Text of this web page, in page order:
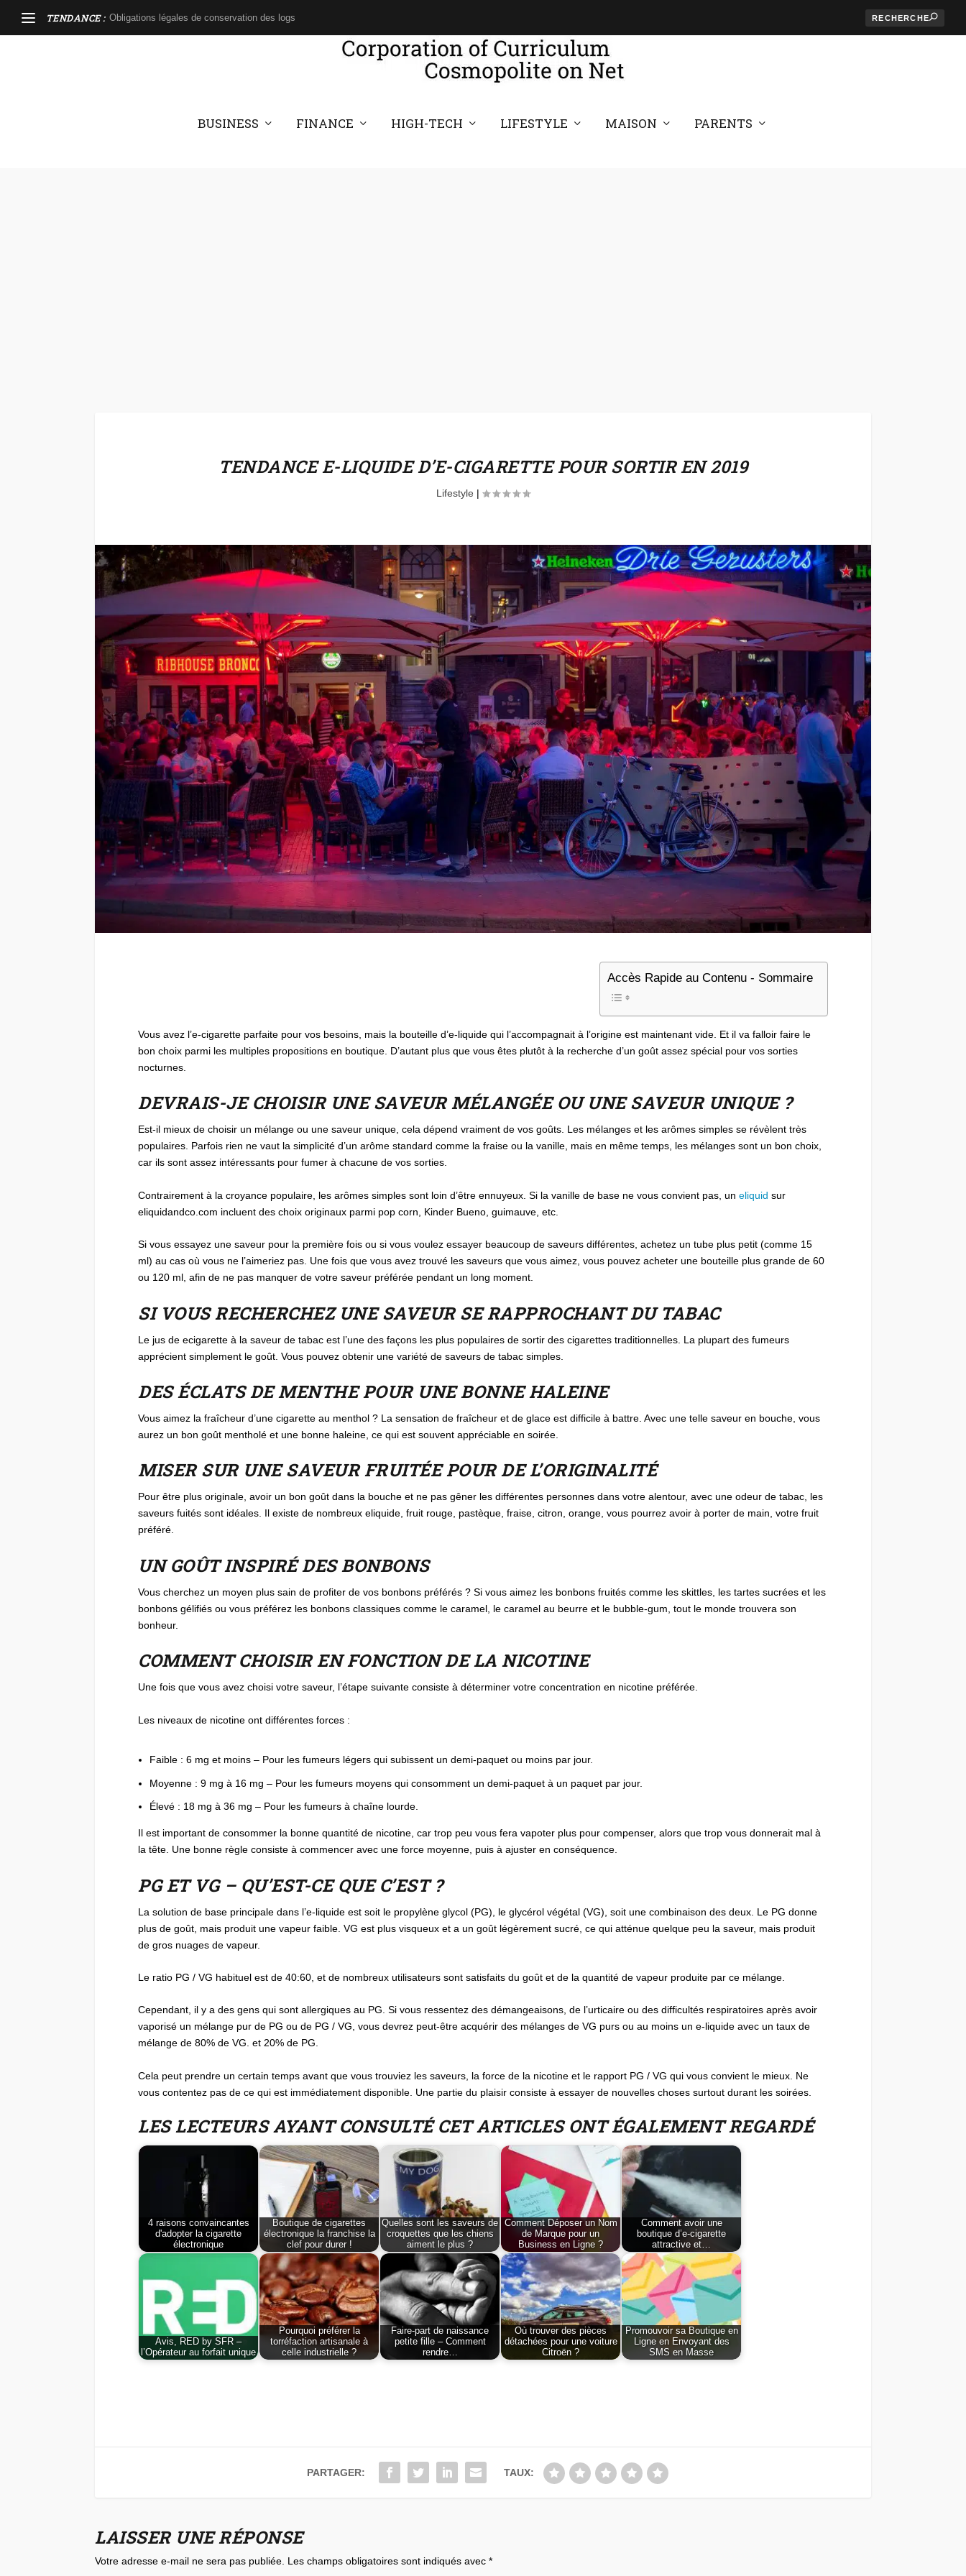
TENDANCE : Obligations légales de conservation des logs
BUSINESS FINANCE HIGH-TECH LIFESTYLE MAISON PARENTS
TENDANCE E-LIQUIDE D’E-CIGARETTE POUR SORTIR EN 2019
Lifestyle |
Accès Rapide au Contenu - Sommaire
Vous avez l’e-cigarette parfaite pour vos besoins, mais la bouteille d’e-liquide qui l’accompagnait à l’origine est maintenant vide. Et il va falloir faire le
bon choix parmi les multiples propositions en boutique. D’autant plus que vous êtes plutôt à la recherche d’un goût assez spécial pour vos sorties
nocturnes.
DEVRAIS-JE CHOISIR UNE SAVEUR MÉLANGÉE OU UNE SAVEUR UNIQUE ?
Est-il mieux de choisir un mélange ou une saveur unique, cela dépend vraiment de vos goûts. Les mélanges et les arômes simples se révèlent très
populaires. Parfois rien ne vaut la simplicité d’un arôme standard comme la fraise ou la vanille, mais en même temps, les mélanges sont un bon choix,
car ils sont assez intéressants pour fumer à chacune de vos sorties.
Contrairement à la croyance populaire, les arômes simples sont loin d’être ennuyeux. Si la vanille de base ne vous convient pas, un eliquid sur
eliquidandco.com incluent des choix originaux parmi pop corn, Kinder Bueno, guimauve, etc.
Si vous essayez une saveur pour la première fois ou si vous voulez essayer beaucoup de saveurs différentes, achetez un tube plus petit (comme 15
ml) au cas où vous ne l’aimeriez pas. Une fois que vous avez trouvé les saveurs que vous aimez, vous pouvez acheter une bouteille plus grande de 60
ou 120 ml, afin de ne pas manquer de votre saveur préférée pendant un long moment.
SI VOUS RECHERCHEZ UNE SAVEUR SE RAPPROCHANT DU TABAC
Le jus de ecigarette à la saveur de tabac est l’une des façons les plus populaires de sortir des cigarettes traditionnelles. La plupart des fumeurs
apprécient simplement le goût. Vous pouvez obtenir une variété de saveurs de tabac simples.
DES ÉCLATS DE MENTHE POUR UNE BONNE HALEINE
Vous aimez la fraîcheur d’une cigarette au menthol ? La sensation de fraîcheur et de glace est difficile à battre. Avec une telle saveur en bouche, vous
aurez un bon goût mentholé et une bonne haleine, ce qui est souvent appréciable en soirée.
MISER SUR UNE SAVEUR FRUITÉE POUR DE L’ORIGINALITÉ
Pour être plus originale, avoir un bon goût dans la bouche et ne pas gêner les différentes personnes dans votre alentour, avec une odeur de tabac, les
saveurs fuités sont idéales. Il existe de nombreux eliquide, fruit rouge, pastèque, fraise, citron, orange, vous pourrez avoir à porter de main, votre fruit
préféré.
UN GOÛT INSPIRÉ DES BONBONS
Vous cherchez un moyen plus sain de profiter de vos bonbons préférés ? Si vous aimez les bonbons fruités comme les skittles, les tartes sucrées et les
bonbons gélifiés ou vous préférez les bonbons classiques comme le caramel, le caramel au beurre et le bubble-gum, tout le monde trouvera son
bonheur.
COMMENT CHOISIR EN FONCTION DE LA NICOTINE
Une fois que vous avez choisi votre saveur, l’étape suivante consiste à déterminer votre concentration en nicotine préférée.
Les niveaux de nicotine ont différentes forces :
Faible : 6 mg et moins – Pour les fumeurs légers qui subissent un demi-paquet ou moins par jour.
Moyenne : 9 mg à 16 mg – Pour les fumeurs moyens qui consomment un demi-paquet à un paquet par jour.
Élevé : 18 mg à 36 mg – Pour les fumeurs à chaîne lourde.
Il est important de consommer la bonne quantité de nicotine, car trop peu vous fera vapoter plus pour compenser, alors que trop vous donnerait mal à
la tête. Une bonne règle consiste à commencer avec une force moyenne, puis à ajuster en conséquence.
PG ET VG – QU’EST-CE QUE C’EST ?
La solution de base principale dans l’e-liquide est soit le propylène glycol (PG), le glycérol végétal (VG), soit une combinaison des deux. Le PG donne
plus de goût, mais produit une vapeur faible. VG est plus visqueux et a un goût légèrement sucré, ce qui atténue quelque peu la saveur, mais produit
de gros nuages ​​de vapeur.
Le ratio PG / VG habituel est de 40:60, et de nombreux utilisateurs sont satisfaits du goût et de la quantité de vapeur produite par ce mélange.
Cependant, il y a des gens qui sont allergiques au PG. Si vous ressentez des démangeaisons, de l’urticaire ou des difficultés respiratoires après avoir
vaporisé un mélange pur de PG ou de PG / VG, vous devrez peut-être acquérir des mélanges de VG purs ou au moins un e-liquide avec un taux de
mélange de 80% de VG. et 20% de PG.
Cela peut prendre un certain temps avant que vous trouviez les saveurs, la force de la nicotine et le rapport PG / VG qui vous convient le mieux. Ne
vous contentez pas de ce qui est immédiatement disponible. Une partie du plaisir consiste à essayer de nouvelles choses surtout durant les soirées.
LES LECTEURS AYANT CONSULTÉ CET ARTICLES ONT ÉGALEMENT REGARDÉ
4 raisons convaincantes
d'adopter la cigarette
électronique
Boutique de cigarettes
électronique la franchise la
clef pour durer !
Quelles sont les saveurs de
croquettes que les chiens
aiment le plus ?
Comment Déposer un Nom
de Marque pour un
Business en Ligne ?
Comment avoir une
boutique d’e-cigarette
attractive et…
Avis, RED by SFR –
l’Opérateur au forfait unique
Pourquoi préférer la
torréfaction artisanale à
celle industrielle ?
Faire-part de naissance
petite fille – Comment
rendre…
Où trouver des pièces
détachées pour une voiture
Citroën ?
Promouvoir sa Boutique en
Ligne en Envoyant des
SMS en Masse
PARTAGER: TAUX:
LAISSER UNE RÉPONSE
Votre adresse e-mail ne sera pas publiée. Les champs obligatoires sont indiqués avec *